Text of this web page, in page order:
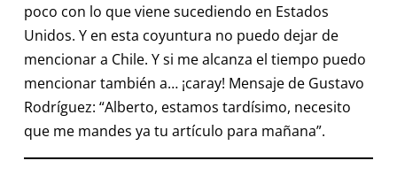
poco con lo que viene sucediendo en Estados
Unidos. Y en esta coyuntura no puedo dejar de
mencionar a Chile. Y si me alcanza el tiempo puedo
mencionar también a… ¡caray! Mensaje de Gustavo
Rodríguez: “Alberto, estamos tardísimo, necesito
que me mandes ya tu artículo para mañana”.